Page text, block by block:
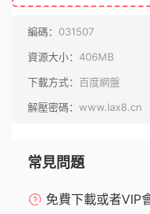
編碼： 031507
資源大小： 406MB
下載方式： 百度網盤
解壓密碼： www.lax8.cn
常見問題
免費下載或者VIP